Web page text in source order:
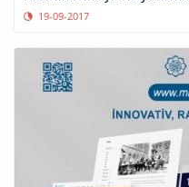
19-09-2017